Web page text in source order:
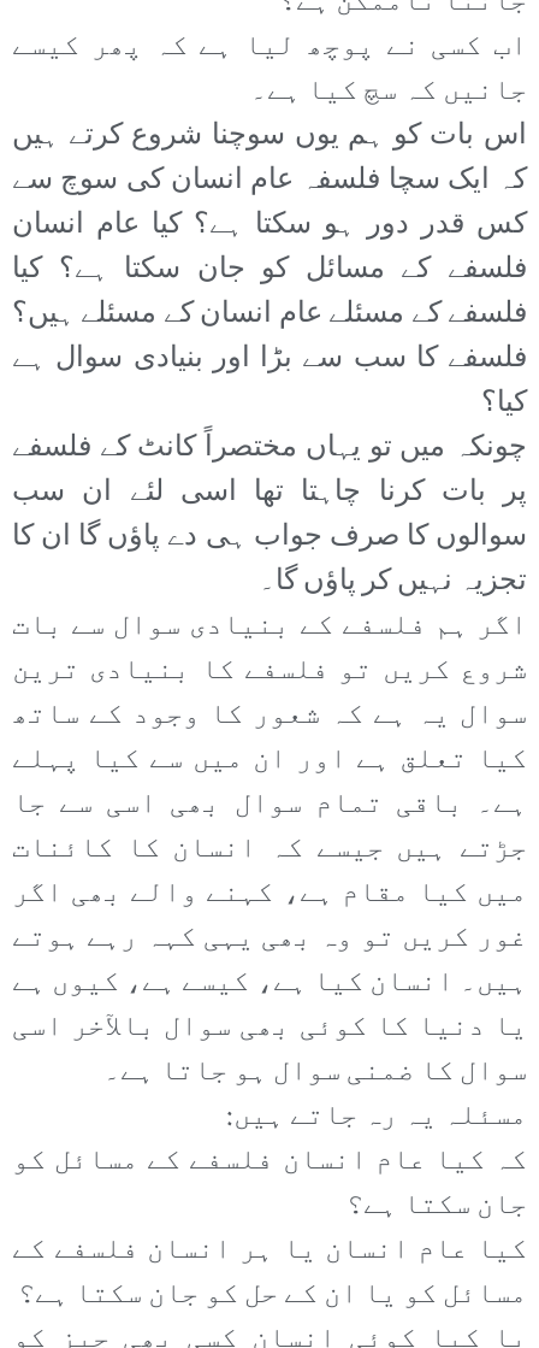
اب کسی نے پوچھ لیا ہے کہ پھر کیسے
جانیں کہ سچ کیا ہے۔
اس بات کو ہم یوں سوچنا شروع کرتے ہیں
کہ ایک سچا فلسفہ عام انسان کی سوچ سے
کس قدر دور ہو سکتا ہے؟ کیا عام انسان
فلسفے کے مسائل کو جان سکتا ہے؟ کیا
فلسفے کے مسئلے عام انسان کے مسئلے ہیں؟
فلسفے کا سب سے بڑا اور بنیادی سوال ہے
کیا؟
چونکہ میں تو یہاں مختصراً کانٹ کے فلسفے
پر بات کرنا چاہتا تھا اسی لئے ان سب
سوالوں کا صرف جواب ہی دے پاؤں گا ان کا
تجزیہ نہیں کر پاؤں گا۔
اگر ہم فلسفے کے بنیادی سوال سے بات
شروع کریں تو فلسفے کا بنیادی ترین
سوال یہ ہے کہ شعور کا وجود کے ساتھ
کیا تعلق ہے اور ان میں سے کیا پہلے
ہے۔ باقی تمام سوال بھی اسی سے جا
جڑتے ہیں جیسے کہ انسان کا کائنات
میں کیا مقام ہے، کہنے والے بھی اگر
غور کریں تو وہ بھی یہی کہہ رہے ہوتے
ہیں۔ انسان کیا ہے، کیسے ہے، کیوں ہے
یا دنیا کا کوئی بھی سوال بالآخر اسی
سوال کا ضمنی سوال ہو جاتا ہے۔
مسئلہ یہ رہ جاتے ہیں:
کہ کیا عام انسان فلسفے کے مسائل کو
جان سکتا ہے؟
کیا عام انسان یا ہر انسان فلسفے کے
مسائل کو یا ان کے حل کو جان سکتا ہے؟